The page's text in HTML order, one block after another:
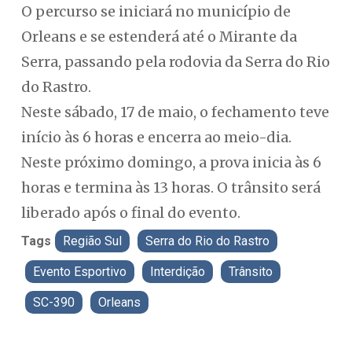
O percurso se iniciará no município de
Orleans e se estenderá até o Mirante da
Serra, passando pela rodovia da Serra do Rio
do Rastro.
Neste sábado, 17 de maio, o fechamento teve
início às 6 horas e encerra ao meio-dia.
Neste próximo domingo, a prova inicia às 6
horas e termina às 13 horas. O trânsito será
liberado após o final do evento.
Tags Região Sul Serra do Rio do Rastro
Evento Esportivo Interdição Trânsito
SC-390 Orleans